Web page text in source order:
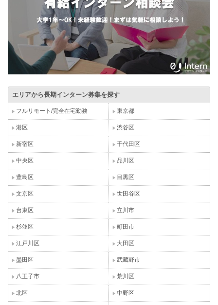
エリアから長期インターン募集を探す
フルリモート/完全在宅勤務 東京都
港区 渋谷区
新宿区 千代田区
中央区 品川区
豊島区 目黒区
文京区 世田谷区
台東区 立川市
杉並区 町田市
江戸川区 大田区
墨田区 武蔵野市
八王子市 荒川区
北区 中野区